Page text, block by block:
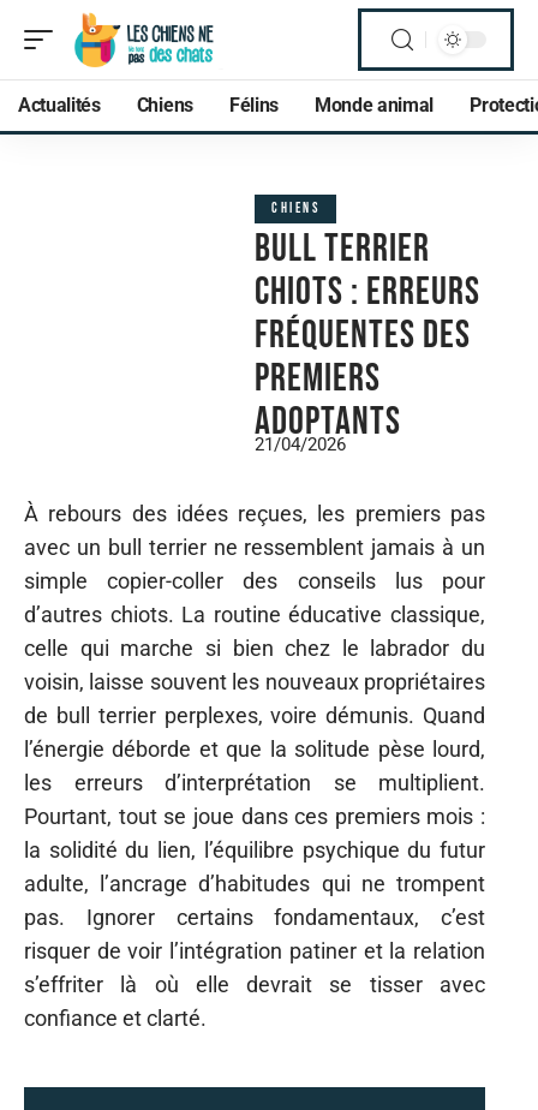
Actualités Chiens Félins Monde animal
CHIENS
Bull terrier
chiots : erreurs
fréquentes des
premiers
adoptants
21/04/2026
À rebours des idées reçues, les premiers pas
avec un bull terrier ne ressemblent jamais à un
simple copier-coller des conseils lus pour
d’autres chiots. La routine éducative classique,
celle qui marche si bien chez le labrador du
voisin, laisse souvent les nouveaux propriétaires
de bull terrier perplexes, voire démunis. Quand
l’énergie déborde et que la solitude pèse lourd,
les erreurs d’interprétation se multiplient.
Pourtant, tout se joue dans ces premiers mois :
la solidité du lien, l’équilibre psychique du futur
adulte, l’ancrage d’habitudes qui ne trompent
pas. Ignorer certains fondamentaux, c’est
risquer de voir l’intégration patiner et la relation
s’effriter là où elle devrait se tisser avec
confiance et clarté.